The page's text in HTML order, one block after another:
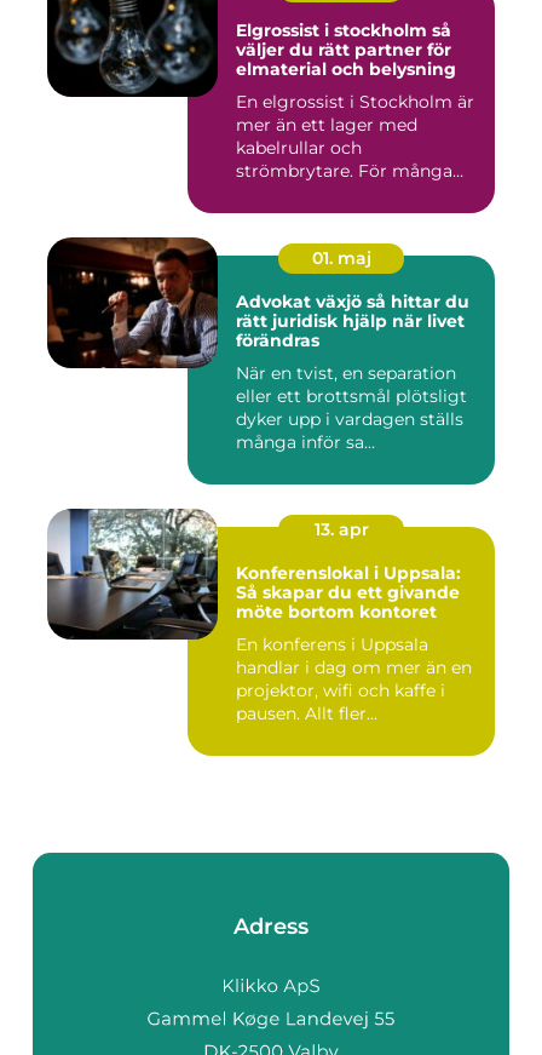
Elgrossist i stockholm så
väljer du rätt partner för
elmaterial och belysning
En elgrossist i Stockholm är
mer än ett lager med
kabelrullar och
strömbrytare. För många
01. maj
Advokat växjö så hittar du
rätt juridisk hjälp när livet
förändras
När en tvist, en separation
eller ett brottsmål plötsligt
dyker upp i vardagen ställs
många inför sa...
13. apr
Konferenslokal i Uppsala:
Så skapar du ett givande
möte bortom kontoret
En konferens i Uppsala
handlar i dag om mer än en
projektor, wifi och kaffe i
pausen. Allt fler...
Adress